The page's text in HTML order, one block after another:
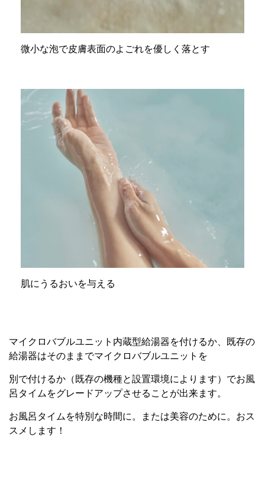
微小な泡で皮膚表面のよごれを優しく落とす
肌にうるおいを与える
マイクロバブルユニット内蔵型給湯器を付けるか、既存の
給湯器はそのままでマイクロバブルユニットを
別で付けるか（既存の機種と設置環境によります）でお風
呂タイムをグレードアップさせることが出来ます。
お風呂タイムを特別な時間に。または美容のために。おス
スメします！